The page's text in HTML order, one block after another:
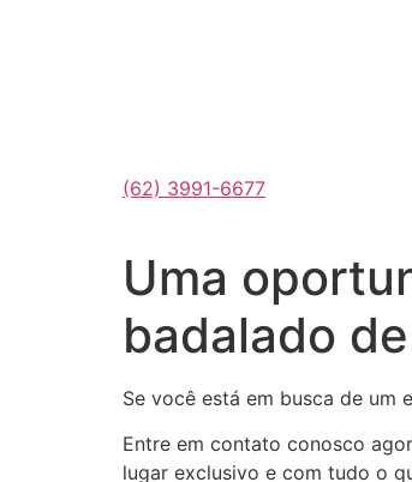
(62) 3991-6677
Uma
badalado
Se você está em busca de um
Entre em contato conosco
lugar exclusivo e com tudo o